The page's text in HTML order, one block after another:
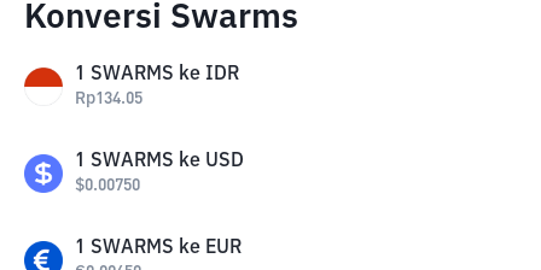
Konversi Swarms
1 SWARMS ke IDR
Rp134.05
1 SWARMS ke USD
$0.00750
1 SWARMS ke EUR